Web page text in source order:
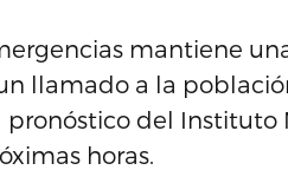
mantiene
llamado a la
pronóstico del
horas.